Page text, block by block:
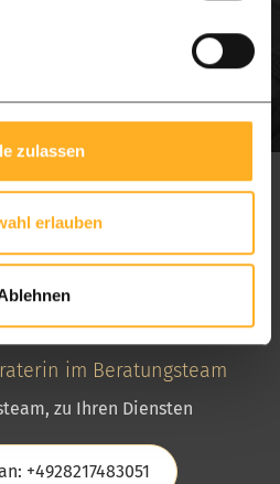
zulassen
erlauben
im Beratungsteam
zu Ihren Diensten
+4928217483051